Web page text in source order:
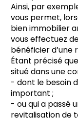
Ainsi, par
vous permet,
bien immobilier
vous effectuez
bénéficier d’une
Étant précisé
situé dans une
- dont le besoin
important ;
- ou qui a passé
revitalisation de